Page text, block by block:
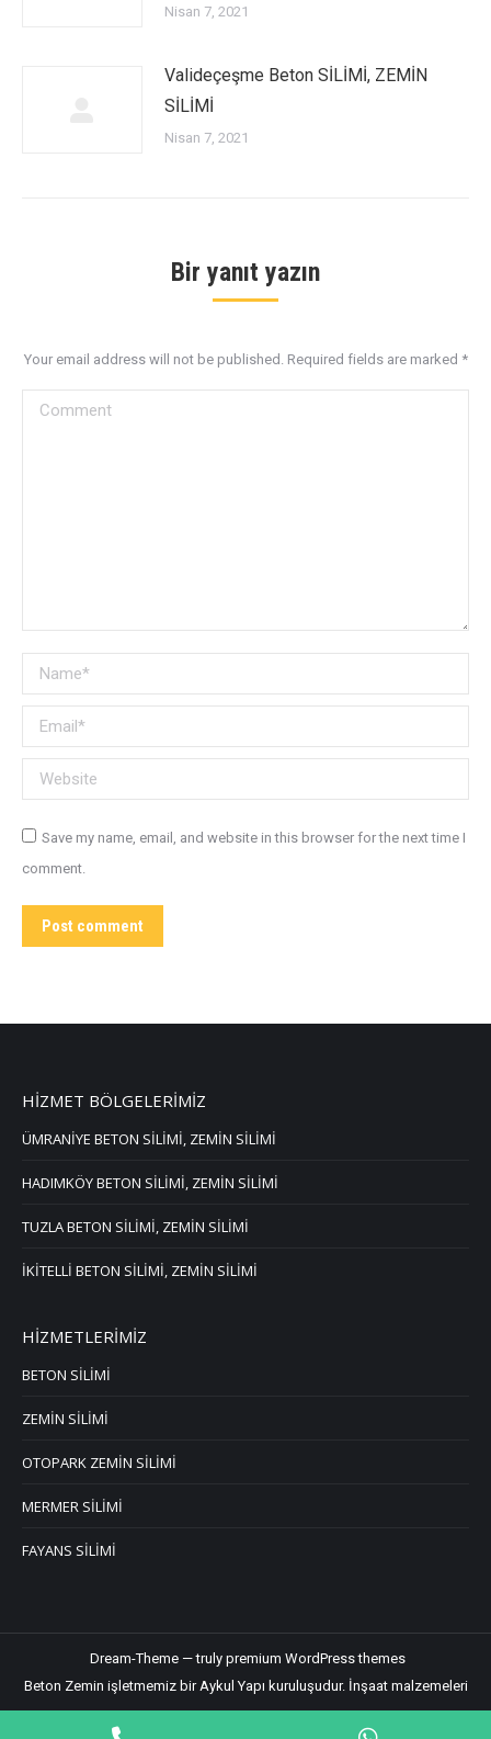
Nisan 7, 2021
Valideçeşme Beton SİLİMİ, ZEMİN
SİLİMİ
Nisan 7, 2021
Bir yanıt yazın
Your email address will not be published. Required fields are marked *
Comment
Name *
Email *
Website
Save my name, email, and website in this browser for the next time I
comment.
Post comment
HİZMET BÖLGELERİMİZ
ÜMRANİYE BETON SİLİMİ, ZEMİN SİLİMİ
HADIMKÖY BETON SİLİMİ, ZEMİN SİLİMİ
TUZLA BETON SİLİMİ, ZEMİN SİLİMİ
İKİTELLİ BETON SİLİMİ, ZEMİN SİLİMİ
HİZMETLERİMİZ
BETON SİLİMİ
ZEMİN SİLİMİ
OTOPARK ZEMİN SİLİMİ
MERMER SİLİMİ
FAYANS SİLİMİ
Dream-Theme — truly premium WordPress themes
Beton Zemin işletmemiz bir Aykul Yapı kuruluşudur. İnşaat malzemeleri